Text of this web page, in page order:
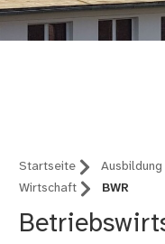
Startseite Ausbildung
Wirtschaft
BWR